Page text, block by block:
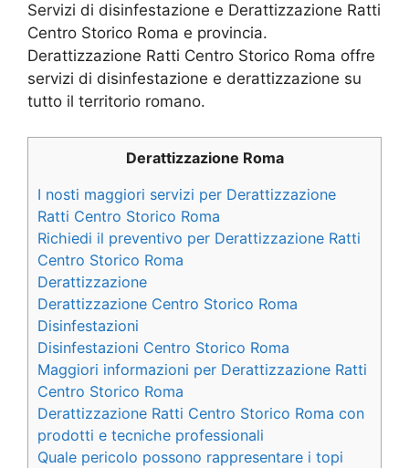
Servizi di disinfestazione e Derattizzazione Ratti
Centro Storico Roma e provincia.
Derattizzazione Ratti Centro Storico Roma offre
servizi di disinfestazione e derattizzazione su
tutto il territorio romano.
Derattizzazione Roma
I nosti maggiori servizi per Derattizzazione
Ratti Centro Storico Roma
Richiedi il preventivo per Derattizzazione Ratti
Centro Storico Roma
Derattizzazione
Derattizzazione Centro Storico Roma
Disinfestazioni
Disinfestazioni Centro Storico Roma
Maggiori informazioni per Derattizzazione Ratti
Centro Storico Roma
Derattizzazione Ratti Centro Storico Roma con
prodotti e tecniche professionali
Quale pericolo possono rappresentare i topi